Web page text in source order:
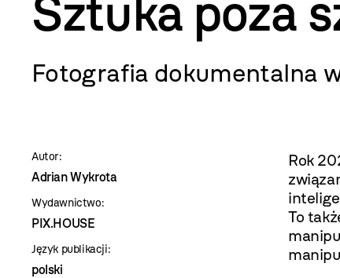
-
szablon
szczegóły
Sztuka poza
Fotografia dokumentalna
Autor:
Adrian Wykrota
Wydawnictwo:
PIX.HOUSE
Język publikacji:
polski
Rok
To